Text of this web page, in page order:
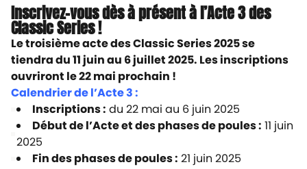
Inscrivez-vous dès à présent à l’Acte 3 des
Classic Series !
Le troisième acte des Classic Series 2025 se
tiendra du 11 juin au 6 juillet 2025. Les inscriptions
ouvriront le 22 mai prochain !
Calendrier de l’Acte 3 :
Inscriptions : du 22 mai au 6 juin 2025
Début de l’Acte et des phases de poules : 11 juin
2025
Fin des phases de poules : 21 juin 2025